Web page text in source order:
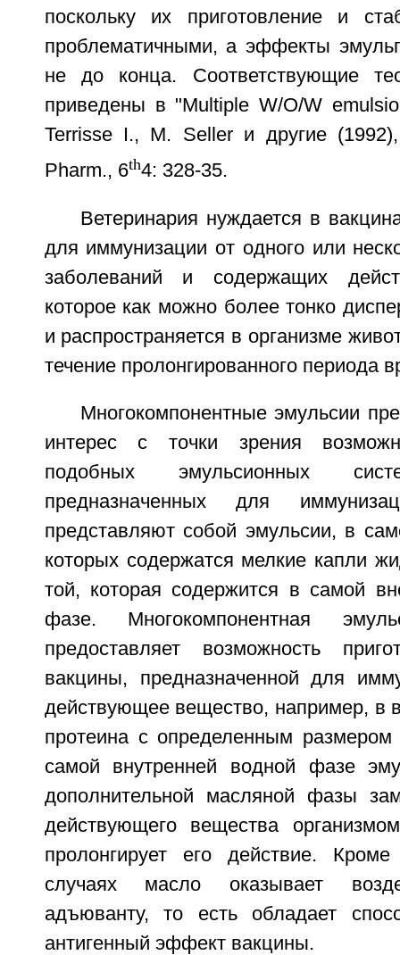
поскольку их приготовление и
проблематичными, а эффекты
не до конца. Соответствующие
приведены в "Multiple W/O/W
Terrisse I., M. Seller и другие
Pharm., 6th4: 328-35.
Ветеринария нуждается в
для иммунизации от одного или
заболеваний и содержащих
которое как можно более тонко
и распространяется в организме
течение пролонгированного периода
Многокомпонентные эмульсии
интерес с точки зрения
подобных эмульсионных
предназначенных для
представляют собой эмульсии, в
которых содержатся мелкие капли
той, которая содержится в самой
фазе. Многокомпонентная
предоставляет возможность
вакцины, предназначенной для
действующее вещество, например, в
протеина с определенным размером
самой внутренней водной фазе
дополнительной масляной фазы
действующего вещества
пролонгирует его действие.
случаях масло оказывает
адъюванту, то есть обладает
антигенный эффект вакцины.